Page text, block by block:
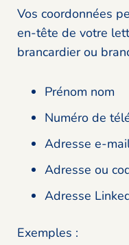
Vos coordonnées
en-tête de votre
brancardier ou
Prénom nom
Numéro de
Adresse e-
Adresse ou
Adresse
Exemples :